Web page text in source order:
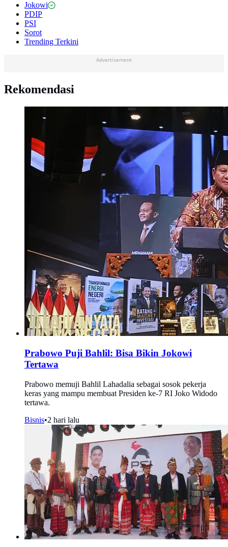
Jokowi
PDIP
PSI
Sorot
Trending Terkini
Advertisement
Rekomendasi
Prabowo Puji Bahlil: Bisa Bikin Jokowi
Tertawa
Prabowo memuji Bahlil Lahadalia sebagai sosok pekerja
keras yang mampu membuat Presiden ke-7 RI Joko Widodo
tertawa.
Bisnis•2 hari lalu